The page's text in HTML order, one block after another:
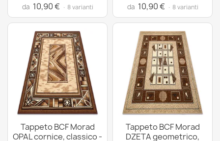
da 10,90 € · 8 varianti da 10,90 € · 8 varianti
Tappeto BCF Morad
OPAL cornice, classico -
Tappeto BCF Morad
DZETA geometrico,